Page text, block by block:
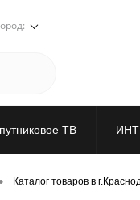
ТВ
Каталог товаров в